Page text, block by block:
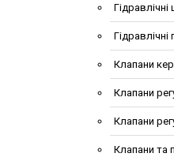
Клапани
Клапани
Клапани
Клапани та